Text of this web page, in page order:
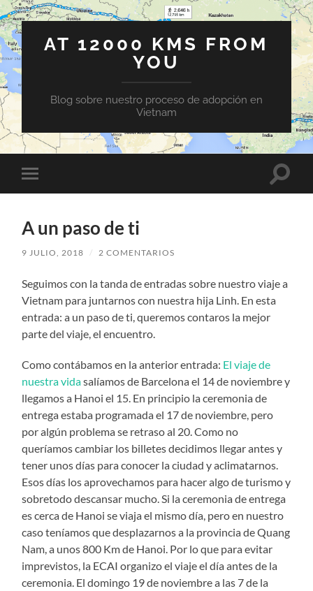
AT 12000 KMS FROM
YOU
Blog sobre nuestro proceso de adopción en
Vietnam
Alternar
el
A un paso de ti
9 JULIO, 2018 / 2 COMENTARIOS
Seguimos con la tanda de entradas sobre nuestro viaje a
Vietnam para juntarnos con nuestra hija Linh. En esta
entrada: a un paso de ti, queremos contaros la mejor
parte del viaje, el encuentro.
Como contábamos en la anterior entrada: El viaje de
nuestra vidasalíamos de Barcelona el 14 de noviembre y
llegamos a Hanoi el 15. En principio la ceremonia de
entrega estaba programada el 17 de noviembre, pero
por algún problema se retraso al 20. Como no
queríamos cambiar los billetes decidimos llegar antes y
tener unos días para conocer la ciudad y aclimatarnos.
Esos días los aprovechamos para hacer algo de turismo y
sobretodo descansar mucho. Si la ceremonia de entrega
es cerca de Hanoi se viaja el mismo día, pero en nuestro
caso teníamos que desplazarnos a la provincia de Quang
Nam, a unos 800 Km de Hanoi. Por lo que para evitar
imprevistos, la ECAI organizo el viaje el día antes de la
ceremonia. El domingo 19 de noviembre a las 7 de la